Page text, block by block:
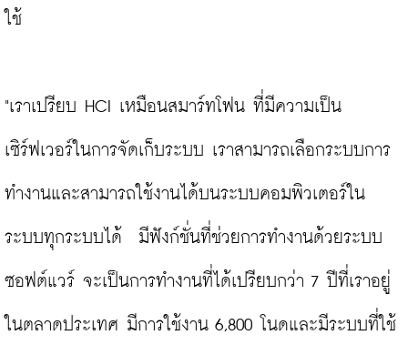
ใช้
"เราเปรียบ HCI เหมือนสมาร์ทโฟน ที่มีความเป็น
เซิร์ฟเวอร์ในการจัดเก็บระบบ เราสามารถเลือกระบบการ
ทำงานและสามารถใช้งานได้บนระบบคอมพิวเตอร์ใน
ระบบทุกระบบได้  มีฟังก์ชั่นที่ช่วยการทำงานด้วยระบบ
ซอฟต์แวร์ จะเป็นการทำงานที่ได้เปรียบกว่า 7 ปีที่เราอยู่
ในตลาดประเทศ มีการใช้งาน 6,800 โนดและมีระบบที่ใช้